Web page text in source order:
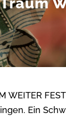
WEITER
Ein